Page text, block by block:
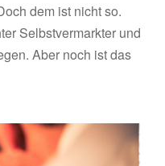
dem ist nicht so.
Selbstvermarkter und
Aber noch ist das